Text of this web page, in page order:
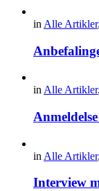
in Alle Artikler,
in Alle Artikler,
in Alle Artikler,
Interview